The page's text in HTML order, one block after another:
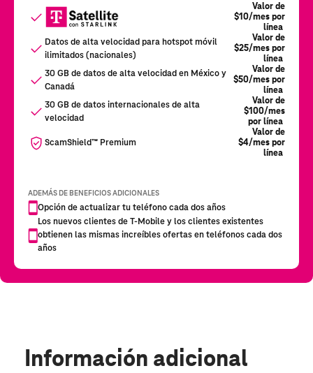
Información adicional